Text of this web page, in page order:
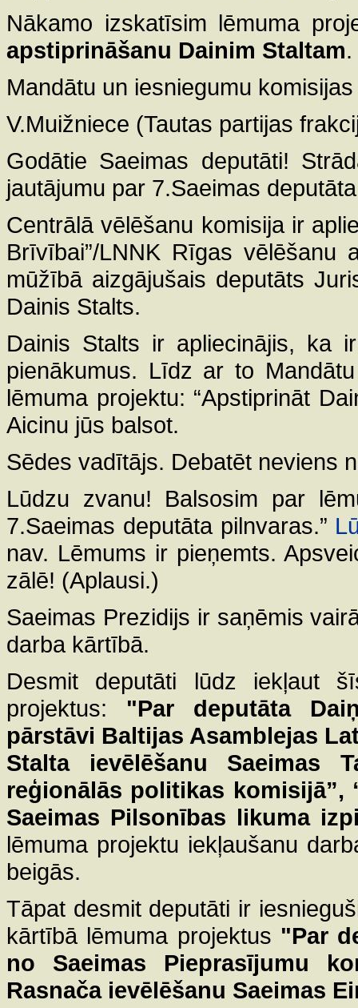
Nākamo izskatīsim lēmuma
apstiprināšanu Dainim Staltam.
Mandātu un iesniegumu
V.Muižniece (Tautas partijas
Godātie Saeimas deputāti!
jautājumu par 7.Saeimas
Centrālā vēlēšanu komisija ir
Brīvībai”/LNNK Rīgas vēlēšanu
mūžībā aizgājušais deputāts
Dainis Stalts.
Dainis Stalts ir apliecinājis, ka
pienākumus. Līdz ar to
lēmuma projektu: “Apstiprināt
Aicinu jūs balsot.
Sēdes vadītājs. Debatēt neviens
Lūdzu zvanu! Balsosim par
7.Saeimas deputāta pilnvaras.”
nav. Lēmums ir pieņemts.
zālē! (Aplausi.)
Saeimas Prezidijs ir saņēmis
darba kārtībā.
Desmit deputāti lūdz iekļaut
projektus: "Par deputāta
pārstāvi Baltijas Asamblejas
Stalta ievēlēšanu Saeimas
reģionālās politikas komisijā”,
Saeimas Pilsonības likuma
lēmuma projektu iekļaušanu
beigās.
Tāpat desmit deputāti ir
kārtībā lēmuma projektus "Par
no Saeimas Pieprasījumu
Rasnača ievēlēšanu Saeimas